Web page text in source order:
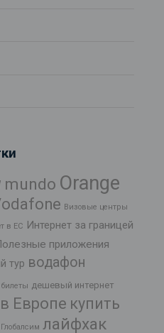
mundo Orange
Визовые центры
в ЕС Интернет за границей
приложения
тур водафон
дешевый интернет
Европе купить
лайфхак